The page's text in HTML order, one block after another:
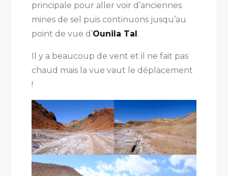
principale pour aller voir d’anciennes
mines de sel puis continuons jusqu’au
point de vue d’Ounila Tal .
Il y a beaucoup de vent et il ne fait pas
chaud mais la vue vaut le déplacement
!